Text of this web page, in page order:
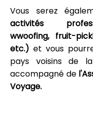
Vous serez
activités
wwoofing, fruit-
etc.) et vous
pays voisins de
accompagné de
Voyage.